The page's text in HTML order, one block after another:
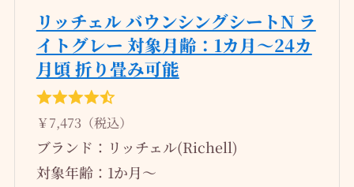
リッチェル バウンシングシートN ラ
イトグレー 対象月齢：1カ月～24カ
月頃 折り畳み可能
￥7,473（税込）
ブランド：リッチェル(Richell)
対象年齢：1か月～